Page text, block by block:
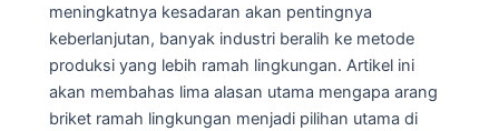
meningkatnya kesadaran akan pentingnya
keberlanjutan, banyak industri beralih ke metode
produksi yang lebih ramah lingkungan. Artikel ini
akan membahas lima alasan utama mengapa arang
briket ramah lingkungan menjadi pilihan utama di